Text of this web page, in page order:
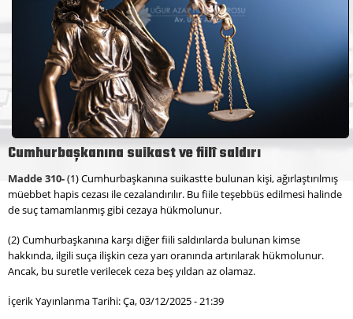
Cumhurbaşkanına suikast ve fiilî saldırı
Madde 310-(1) Cumhurbaşkanına suikastte bulunan kişi, ağırlaştırılmış
müebbet hapis cezası ile cezalandırılır. Bu fiile teşebbüs edilmesi halinde
de suç tamamlanmış gibi cezaya hükmolunur.
(2) Cumhurbaşkanına karşı diğer fiili saldırılarda bulunan kimse
hakkında, ilgili suça ilişkin ceza yarı oranında artırılarak hükmolunur.
Ancak, bu suretle verilecek ceza beş yıldan az olamaz.
İçerik Yayınlanma Tarihi: Ça, 03/12/2025 - 21:39